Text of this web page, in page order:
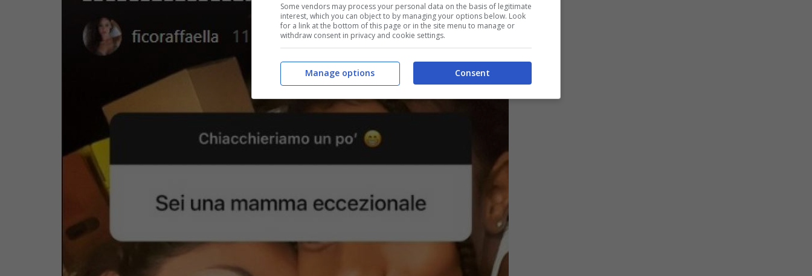
Some vendors may process your personal data on the basis of legitimate
interest, which you can object to by managing your options below. Look
for a link at the bottom of this page or in the site menu to manage or
withdraw consent in privacy and cookie settings.
Consent
Manage options